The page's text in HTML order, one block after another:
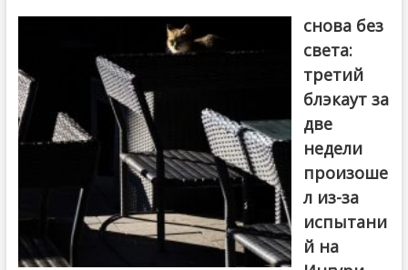
снова без
света:
третий
блэкаут за
две
недели
произоше
л из-за
испытани
й на